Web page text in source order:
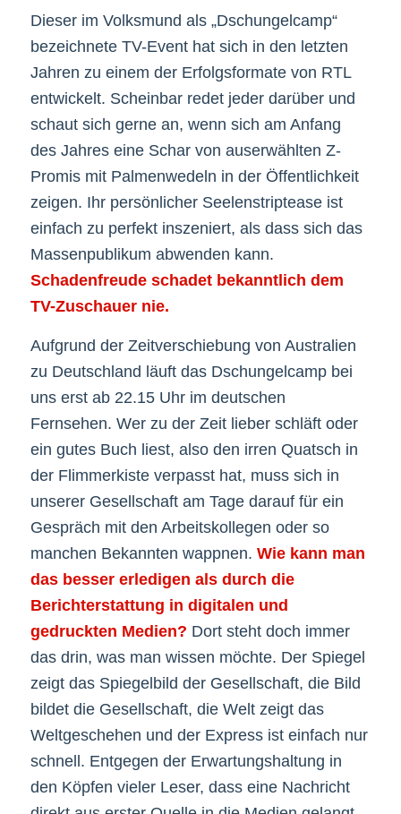
Dieser im Volksmund als „Dschungelcamp“
bezeichnete TV-Event hat sich in den letzten
Jahren zu einem der Erfolgsformate von RTL
entwickelt. Scheinbar redet jeder darüber und
schaut sich gerne an, wenn sich am Anfang
des Jahres eine Schar von auserwählten Z-
Promis mit Palmenwedeln in der Öffentlichkeit
zeigen. Ihr persönlicher Seelenstriptease ist
einfach zu perfekt inszeniert, als dass sich das
Massenpublikum abwenden kann.
Schadenfreude schadet bekanntlich dem
TV-Zuschauer nie.
Aufgrund der Zeitverschiebung von Australien
zu Deutschland läuft das Dschungelcamp bei
uns erst ab 22.15 Uhr im deutschen
Fernsehen. Wer zu der Zeit lieber schläft oder
ein gutes Buch liest, also den irren Quatsch in
der Flimmerkiste verpasst hat, muss sich in
unserer Gesellschaft am Tage darauf für ein
Gespräch mit den Arbeitskollegen oder so
manchen Bekannten wappnen. Wie kann man
das besser erledigen als durch die
Berichterstattung in digitalen und
gedruckten Medien? Dort steht doch immer
das drin, was man wissen möchte. Der Spiegel
zeigt das Spiegelbild der Gesellschaft, die Bild
bildet die Gesellschaft, die Welt zeigt das
Weltgeschehen und der Express ist einfach nur
schnell. Entgegen der Erwartungshaltung in
den Köpfen vieler Leser, dass eine Nachricht